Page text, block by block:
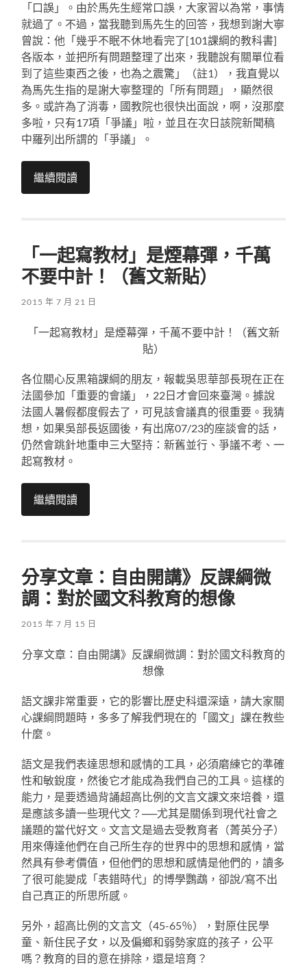
「口誤」。由於馬先生經常口誤，大家習以為常，事情
就過了。不過，當我聽到馬先生的回答，我想到謝大寧
曾說：他「幾乎不眠不休地看完了[101課綱的教科書]
各版本，並把所有問題整理了出來，我聽說有關單位看
到了這些東西之後，也為之震驚」（註1），我直覺以
為馬先生指的是謝大寧整理的「所有問題」，顯然很
多。或許為了消毒，國教院也很快出面說，啊，沒那麼
多啦，只有17項「爭議」啦，並且在次日該院新聞稿
中羅列出所謂的「爭議」。
繼續閱讀
「一起寫教材」是煙幕彈，千萬
不要中計！（舊文新貼）
2015 年 7 月 21 日
「一起寫教材」是煙幕彈，千萬不要中計！（舊文新
貼）
各位關心反黒箱課綱的朋友，報載吳思華部長現在正在
法國參加「重要的會議」，22日才會回來臺灣。據說
法國人暑假都度假去了，可見該會議真的很重要。我猜
想，如果吳部長返國後，有出席07/23的座談會的話，
仍然會跳針地重申三大堅持：新舊並行、爭議不考、一
起寫教材。
繼續閱讀
分享文章：自由開講》反課綱微
調：對於國文科教育的想像
2015 年 7 月 15 日
分享文章：自由開講》反課綱微調：對於國文科教育的
想像
語文課非常重要，它的影響比歷史科還深遠，請大家關
心課綱問題時，多多了解我們現在的「國文」課在教些
什麼。
語文是我們表達思想和感情的工具，必須磨練它的準確
性和敏銳度，然後它才能成為我們自己的工具。這樣的
能力，是要透過背誦超高比例的文言文課文來培養，還
是應該多讀一些現代文？──尤其是關係到現代社會之
議題的當代好文。文言文是過去受教育者（菁英分子）
用來傳達他們在自己所生存的世界中的思想和感情，當
然具有參考價值，但他們的思想和感情是他們的，讀多
了很可能變成「表錯時代」的博學鸚鵡，卻說/寫不出
自己真正的所思所感。
另外，超高比例的文言文（45-65％），對原住民學
童、新住民子女，以及偏鄉和弱勢家庭的孩子，公平
嗎？教育的目的意在排除，還是培育？